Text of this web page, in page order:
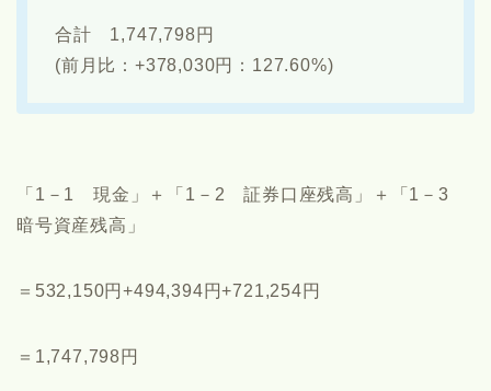
合計 1,747,798円
(前月比：+378,030円：127.60%)
「1－1 現金」＋「1－2 証券口座残高」＋「1－3
暗号資産残高」
＝532,150円+494,394円+721,254円
＝1,747,798円